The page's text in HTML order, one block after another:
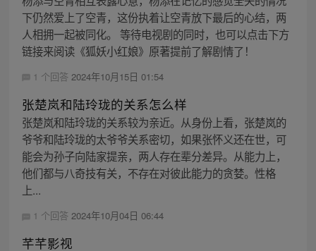
下仍然爱上了空青，这份执着让空青放下最后的心结，两
人相拥一起被同化。 等待电视剧的同时，也可以点击下方
链接来阅读《狐妖小红娘》原著提前了解剧情了！
1 个回答 2024年10月15日 01:54
张楚岚和陆玲珑的关系怎么样
张楚岚和陆玲珑的关系较为亲近。从身份上看，张楚岚的
爷爷和陆玲珑的太爷爷关系密切，如果张怀义还在世，可
能会为孙子向陆家提亲，两人存在辈分差异。从能力上，
他们都与八奇技有关，不存在对彼此能力的贪婪。性格
上...
1 个回答 2024年10月04日 06:44
芊芊影视